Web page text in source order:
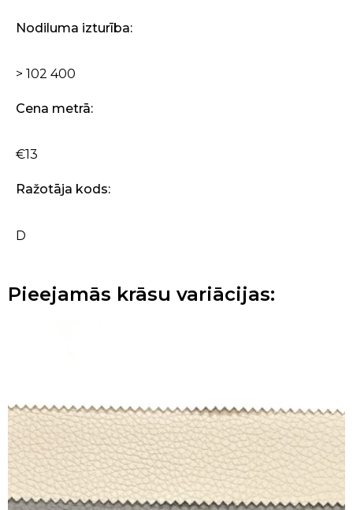
Pieejamās krāsu variācijas:
Nodiluma izturība:
> 102 400
Cena metrā:
€13
Ražotāja kods:
D